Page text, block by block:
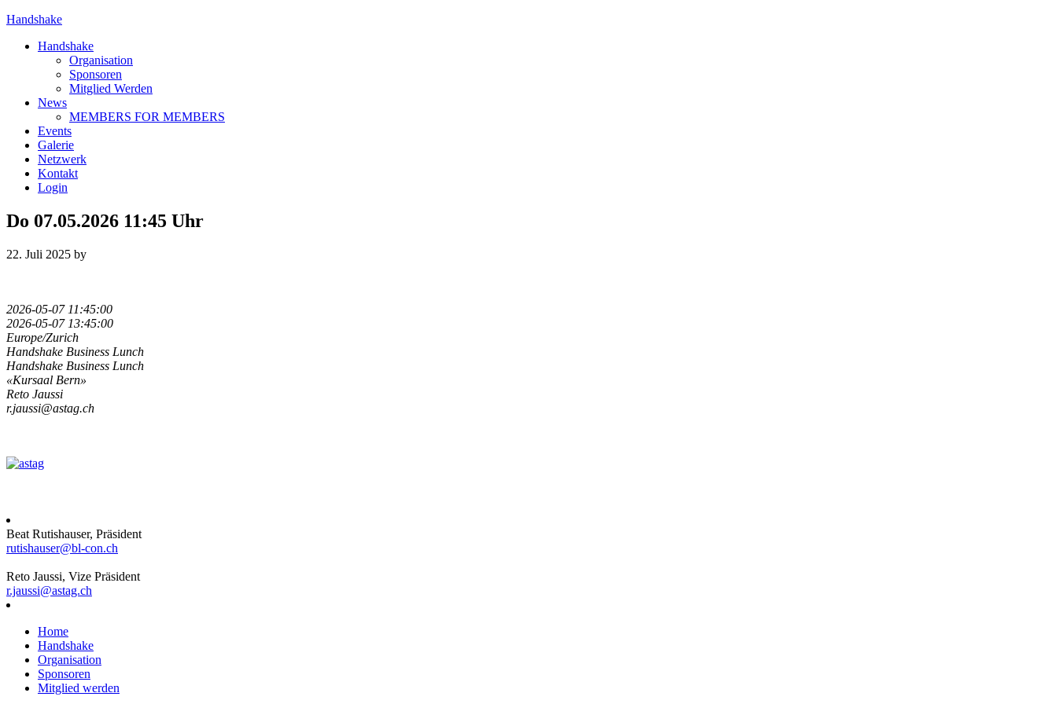
Handshake
Handshake
Organisation
Sponsoren
Mitglied Werden
News
MEMBERS FOR MEMBERS
Events
Galerie
Netzwerk
Kontakt
Login
Do 07.05.2026 11:45 Uhr
22. Juli 2025 by
2026-05-07 11:45:00
2026-05-07 13:45:00
Europe/Zurich
Handshake Business Lunch
Handshake Business Lunch
«Kursaal Bern»
Reto Jaussi
r.jaussi@astag.ch
Beat Rutishauser, Präsident
rutishauser@bl-con.ch
Reto Jaussi, Vize Präsident
r.jaussi@astag.ch
Home
Handshake
Organisation
Sponsoren
Mitglied werden